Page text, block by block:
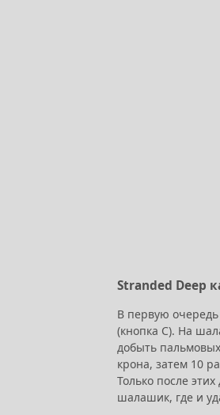
Stranded Deep
В первую
(кнопка C). На
добыть
крона, затем 10
Только после
шалашик, где и